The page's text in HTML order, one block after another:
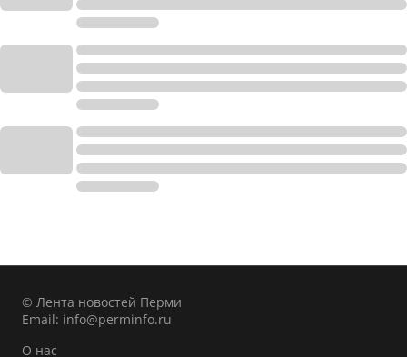
© Лента новостей Перми
Email: info@perminfo.ru
О нас